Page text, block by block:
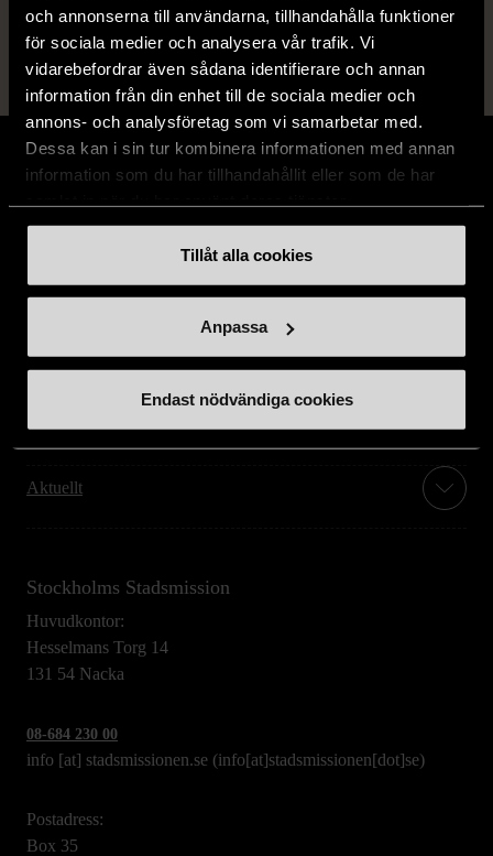
och annonserna till användarna, tillhandahålla funktioner
för sociala medier och analysera vår trafik. Vi
vidarebefordrar även sådana identifierare och annan
information från din enhet till de sociala medier och
annons- och analysföretag som vi samarbetar med.
Dessa kan i sin tur kombinera informationen med annan
information som du har tillhandahållit eller som de har
Tillåt alla cookies
Anpassa
Endast nödvändiga cookies
Hitta till oss
Handla second hand online
Om oss
Aktuellt
Stockholms Stadsmission
Huvudkontor:
Hesselmans Torg 14
131 54 Nacka
08-684 230 00
info [at] stadsmissionen.se (info[at]stadsmissionen[dot]se)
Postadress:
Box 35